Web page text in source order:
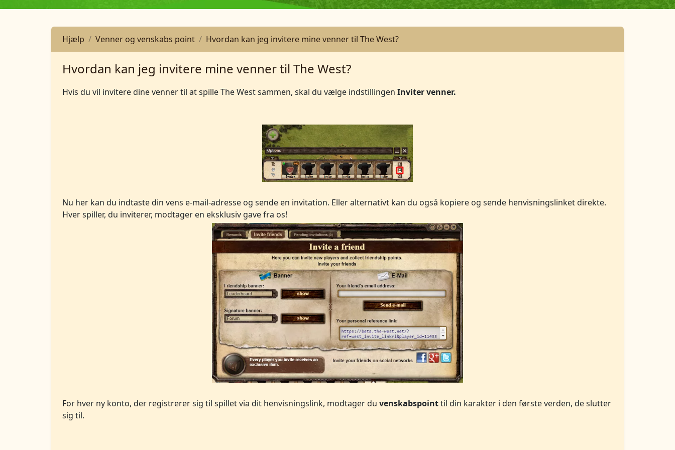
Hjælp Venner og venskabs point Hvordan kan jeg invitere mine venner til The West?
Hvordan kan jeg invitere mine venner til The West?
Hvis du vil invitere dine venner til at spille The West sammen, skal du vælge indstillingen Inviter venner.
Nu her kan du indtaste din vens e-mail-adresse og sende en invitation. Eller alternativt kan du også kopiere og sende henvisningslinket direkte.
Hver spiller, du inviterer, modtager en eksklusiv gave fra os!
For hver ny konto, der registrerer sig til spillet via dit henvisningslink, modtager du venskabspointtil din karakter i den første verden, de slutter
sig til.